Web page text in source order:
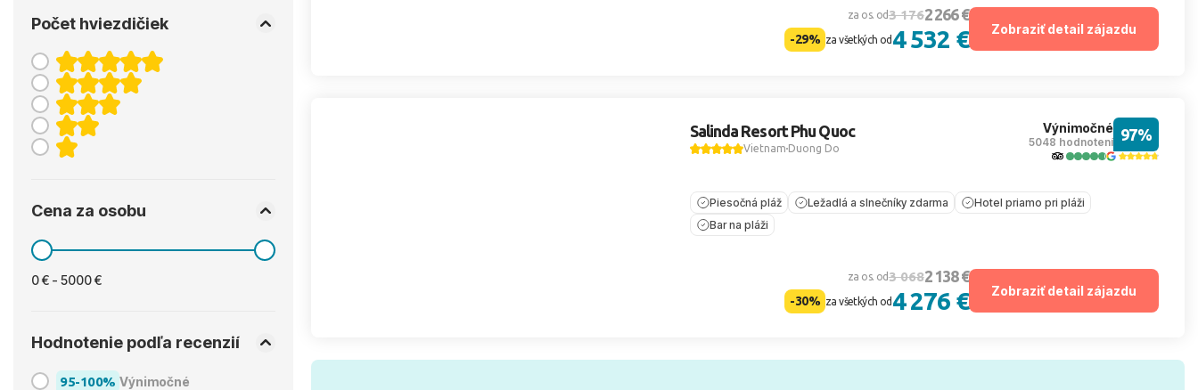
Počet hviezdičiek
Cena za osobu
0 € - 5000 €
Hodnotenie podľa recenzií
95-100% Výnimočné
za os. od3 1762 266 €
-29% za všetkých od 4 532 € Zobraziť detail zájazdu
Salinda Resort Phu Quoc
VietnamDuong Do
Výnimočné
5048 hodnotení 97%
Piesočná pláž Ležadlá a slnečníky zdarma
Hotel priamo pri pláži
Bar na pláži
za os. od3 0682 138 €
-30% za všetkých od 4 276 € Zobraziť detail zájazdu